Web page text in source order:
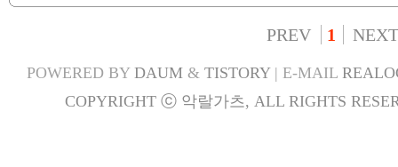
PREV 1 NEXT
POWERED BY DAUM& TISTORY| E-MAIL
COPYRIGHT ⓒ 악랄가츠, ALL RIGHTS